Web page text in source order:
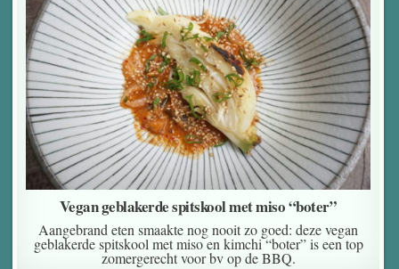
Vegan geblakerde spitskool met miso “boter”
Aangebrand eten smaakte nog nooit zo goed: deze vegan
geblakerde spitskool met miso en kimchi “boter” is een top
zomergerecht voor bv op de BBQ.